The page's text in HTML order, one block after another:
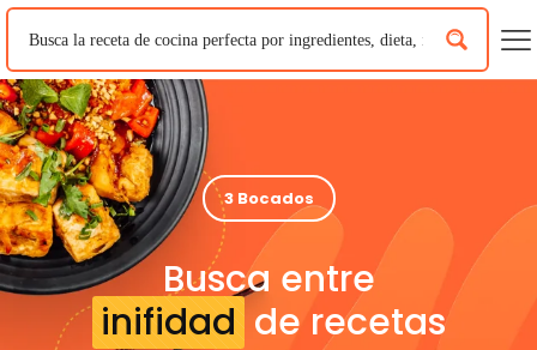
3 Bocados
Busca entre
inifidad de recetas